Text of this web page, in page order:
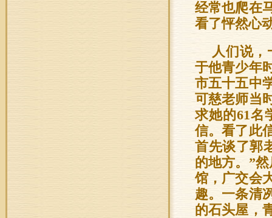
经常也爬在
看了怦然心
人们说，
于他青少年
市五十五中
可慈老师当
求她的61名
信。看了此
首先谈了郭
的地方。”
馆，广交会
趣。一条清
的石头屋，